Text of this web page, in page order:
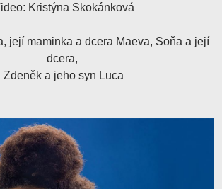
Kristýna Skokánková
její maminka a dcera Maeva, Soňa a její
dcera,
Zdeněk a jeho syn Luca